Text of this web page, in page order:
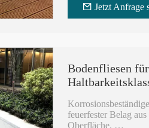
Bodenplatte aus
hohen und niedrigen
Jetzt Anfrage
Bodenfliesen
feuerfester Belag
Oberfläche.